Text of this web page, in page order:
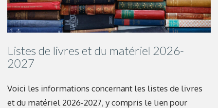
Listes de livres et du matériel 2026-
2027
Voici les informations concernant les listes de livres
et du matériel 2026-2027, y compris le lien pour